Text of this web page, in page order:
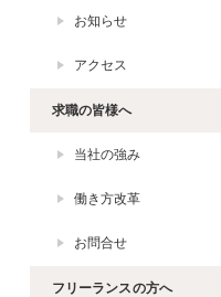
お知らせ
アクセス
求職の皆様へ
当社の強み
働き方改革
お問合せ
フリーランスの方へ